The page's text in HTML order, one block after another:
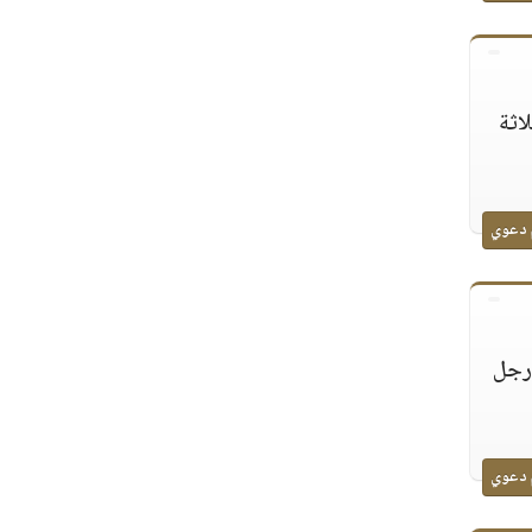
دعوي
رجل
دعوي